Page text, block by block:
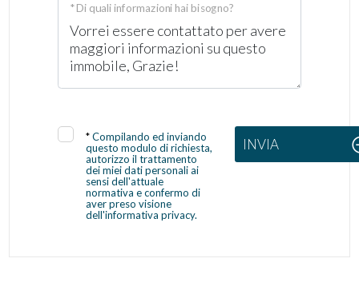
* Di quali informazioni hai bisogno?
*Compilando ed inviando
questo modulo di richiesta,
autorizzo il trattamento
dei miei dati personali ai
sensi dell'attuale
normativa e confermo di
aver preso visione
dell'informativa privacy.
INVIA